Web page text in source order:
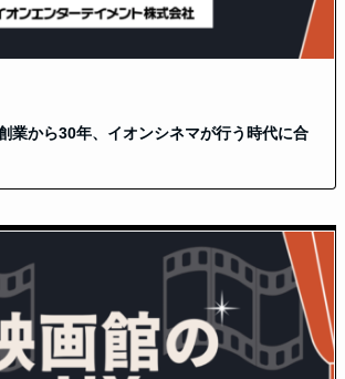
業から30年、イオンシネマが行う時代に合